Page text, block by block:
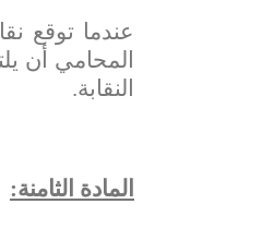
عندما توقع
المحامي أن
النقابة.
المادة الثامنة: